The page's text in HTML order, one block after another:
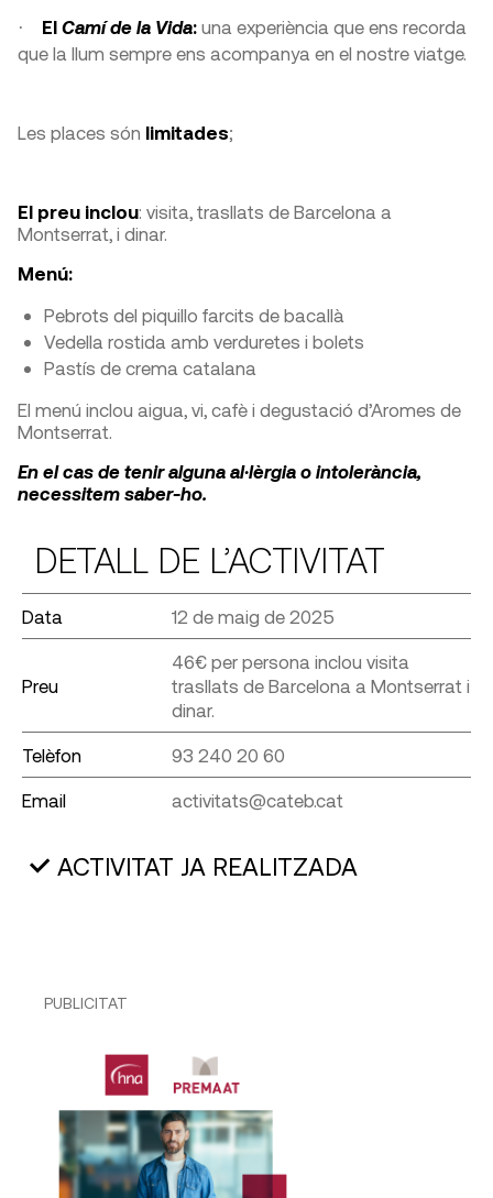
· El Camí de la Vida: una experiència que ens recorda
que la llum sempre ens acompanya en el nostre viatge.
Les places són limitades;
El preu inclou: visita, trasllats de Barcelona a
Montserrat, i dinar.
Menú:
Pebrots del piquillo farcits de bacallà
Vedella rostida amb verduretes i bolets
Pastís de crema catalana
El menú inclou aigua, vi, cafè i degustació d’Aromes de
Montserrat.
En el cas de tenir alguna al·lèrgia o intolerància,
necessitem saber-ho.
DETALL DE L’ACTIVITAT
Data 12 de maig de 2025
Preu
46€ per persona inclou visita
trasllats de Barcelona a Montserrat i
dinar.
Telèfon 93 240 20 60
Email activitats@cateb.cat
ACTIVITAT JA REALITZADA
PUBLICITAT